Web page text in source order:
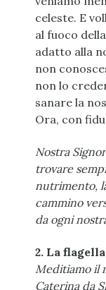
celeste. E
al fuoco
adatto alla
non
non lo
sanare la
Ora, con
Nostra
trovare
nutrimento,
cammino
da ogni
2. La
Meditiamo il
Caterina da